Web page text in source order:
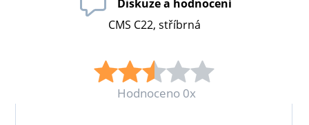
Diskuze a hodnocení
CMS C22, stříbrná
Hodnoceno 0x